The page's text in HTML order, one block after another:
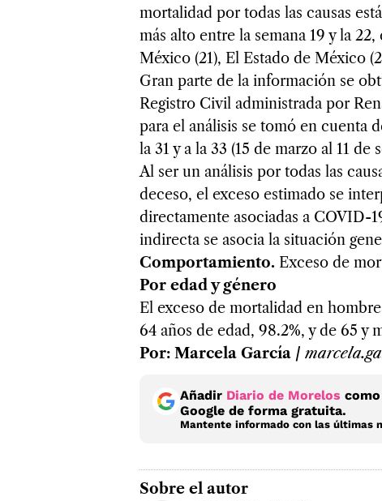
mortalidad por todas las causas
más alto entre la semana 19 y la
México (21), El Estado de México
Gran parte de la información se
Registro Civil administrada por
para el análisis se tomó en cuenta
la 31 y a la 33 (15 de marzo al 11 de
Al ser un análisis por todas las
deceso, el exceso estimado se
directamente asociadas a COVID-
indirecta se asocia la situación
Comportamiento. Exceso de
Por edad y género
El exceso de mortalidad en
64 años de edad, 98.2%, y de 65 y
Por: Marcela García /
Añadir Diario de Morelos
Google de forma gratuita.
Mantente informado con las últimas
Sobre el autor